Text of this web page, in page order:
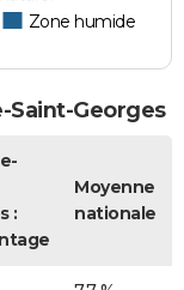
Zone humide
Saint-Georges
:
Moyenne
nationale